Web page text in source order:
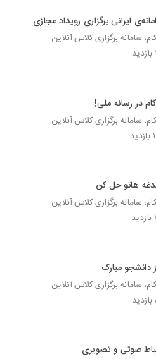
ایرانی برگزاری رویداد مجازی
سامانه برگزاری کلاس آنلاین
در رسانه ملی!
سامانه برگزاری کلاس آنلاین
هاتو حل کن
سامانه برگزاری کلاس آنلاین
دانشجو مبارک
سامانه برگزاری کلاس آنلاین
صوتی و تصویری